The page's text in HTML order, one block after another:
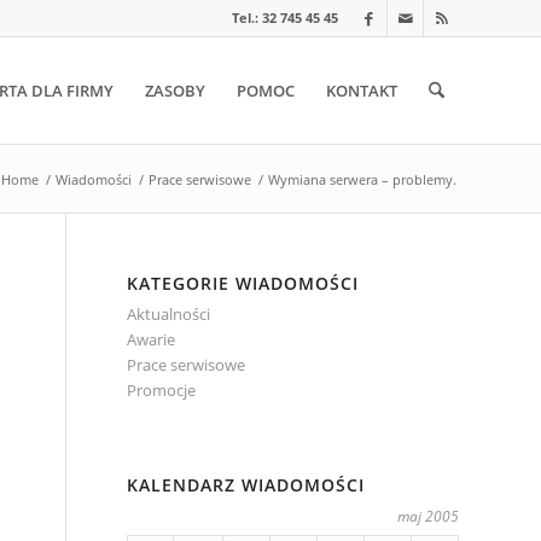
Tel.: 32 745 45 45
DLA FIRMY ZASOBY POMOC KONTAKT
Home / Wiadomości / Prace serwisowe / Wymiana serwera – problemy.
KATEGORIE WIADOMOŚCI
Aktualności
Awarie
Prace serwisowe
Promocje
KALENDARZ WIADOMOŚCI
maj 2005